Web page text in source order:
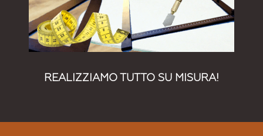
REALIZZIAMO TUTTO SU MISURA!